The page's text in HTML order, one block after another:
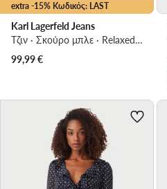
extra -15% Κωδικός: LAST
Karl Lagerfeld Jeans
Τζιν · Σκούρο μπλε · Relaxed Fit
99,99€